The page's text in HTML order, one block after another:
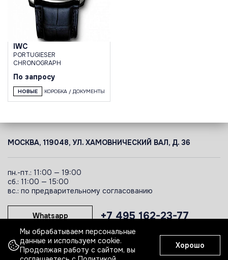
IWC
PORTUGIESER
CHRONOGRAPH
По запросу
НОВЫЕ КОРОБКА / ДОКУМЕНТЫ
МОСКВА, 119048, УЛ. ХАМОВНИЧЕСКИЙ ВАЛ, Д. 36
пн.-пт.: 11:00 — 19:00
сб.: 11:00 — 15:00
вс.: по предварительному согласованию
+7 495 162-23-77
Whatsapp
Telegram
Мы обрабатываем персональные
данные и используем cookie.
Продолжая работу с сайтом, вы
Хорошо